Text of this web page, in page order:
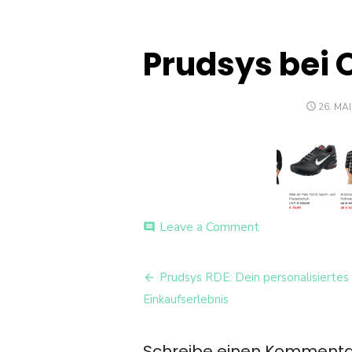
Prudsys bei
POSTED
26.
comment Leave a Commenton
OTTO
Beitrags-
Navigation
Prudsys RDE: Dein personalisiertes
Einkaufserlebnis